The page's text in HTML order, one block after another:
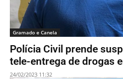
Gramado e Canela
Polícia Civil prende
tele-entrega de drogas
24/02/2023 11:32